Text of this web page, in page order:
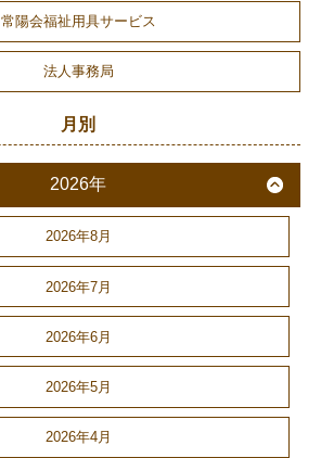
常陽会福祉用具サービス
法人事務局
月別
2026年
2026年8月
2026年7月
2026年6月
2026年5月
2026年4月